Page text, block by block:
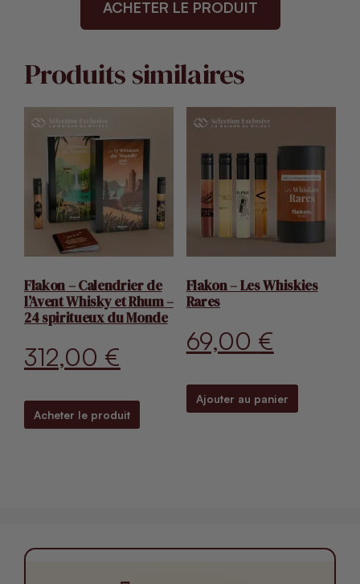
initial
était :
149,00 €.
actuel
99,00
ACHETER LE PRODUIT
Produits similaires
Flakon – Calendrier de
l’Avent Whisky et Rhum –
24 spiritueux du Monde
312,00 €
Acheter le produit
Flakon – Les Whiskies
Rares
69,00 €
Ajouter au panier